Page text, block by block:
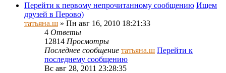
Перейти к первому непрочитанному сообщению Ищем
друзей в Перово)
татьяна.ш » Пн авг 16, 2010 18:21:33
4 Ответы
12814 Просмотры
Последнее сообщение татьяна.ш Перейти к
последнему сообщению
Вс авг 28, 2011 23:28:35